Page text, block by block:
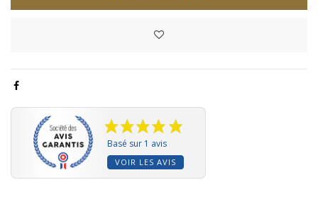
Basé sur 1 avis
VOIR LES AVIS